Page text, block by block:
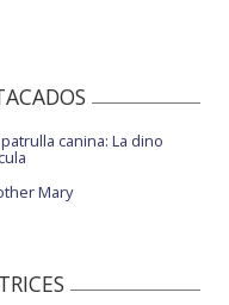
canina: La dino
Mary